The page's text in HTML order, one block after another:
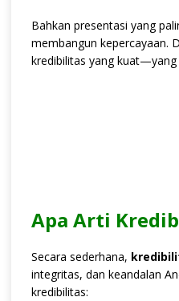
Bahkan presentasi yang
membangun kepercayaan.
kredibilitas yang
Apa Arti
Secara sederhana,
integritas, dan keandalan
kredibilitas: